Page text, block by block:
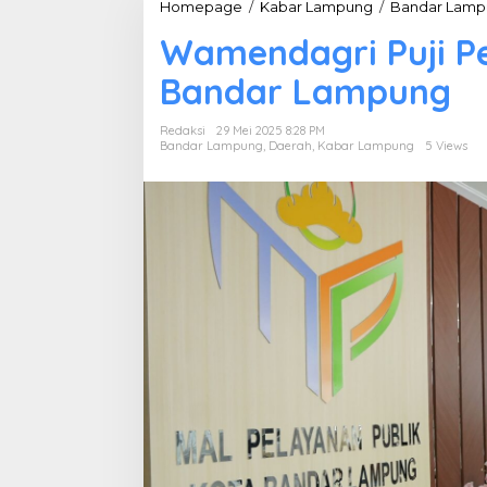
Homepage / Kabar Lampung / Bandar
Wamendagri Puji
Bandar Lampung
Redaksi
29 Mei 2025 8:28 PM
Bandar Lampung Daerah Kabar Lampung 5 Views